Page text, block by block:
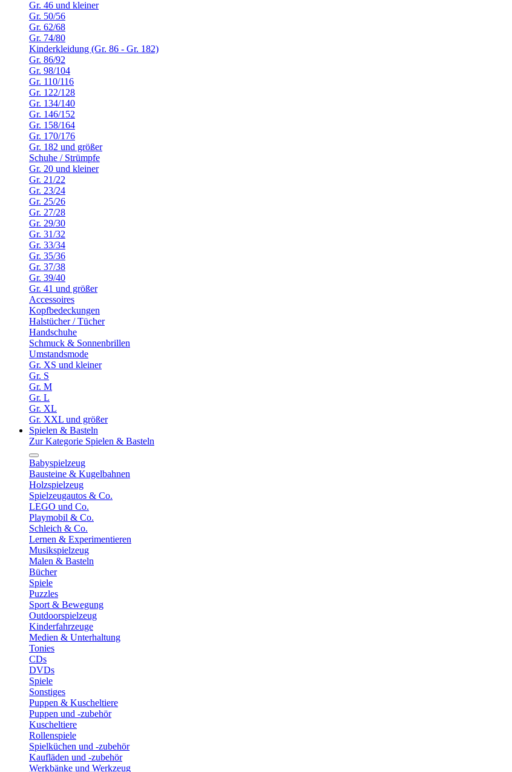
Gr. 46 und kleiner
Gr. 50/56
Gr. 62/68
Gr. 74/80
Kinderkleidung (Gr. 86 - Gr. 182)
Gr. 86/92
Gr. 98/104
Gr. 110/116
Gr. 122/128
Gr. 134/140
Gr. 146/152
Gr. 158/164
Gr. 170/176
Gr. 182 und größer
Schuhe / Strümpfe
Gr. 20 und kleiner
Gr. 21/22
Gr. 23/24
Gr. 25/26
Gr. 27/28
Gr. 29/30
Gr. 31/32
Gr. 33/34
Gr. 35/36
Gr. 37/38
Gr. 39/40
Gr. 41 und größer
Accessoires
Kopfbedeckungen
Halstücher / Tücher
Handschuhe
Schmuck & Sonnenbrillen
Umstandsmode
Gr. XS und kleiner
Gr. S
Gr. M
Gr. L
Gr. XL
Gr. XXL und größer
Spielen & Basteln
Zur Kategorie Spielen & Basteln
Babyspielzeug
Bausteine & Kugelbahnen
Holzspielzeug
Spielzeugautos & Co.
LEGO und Co.
Playmobil & Co.
Schleich & Co.
Lernen & Experimentieren
Musikspielzeug
Malen & Basteln
Bücher
Spiele
Puzzles
Sport & Bewegung
Outdoorspielzeug
Kinderfahrzeuge
Medien & Unterhaltung
Tonies
CDs
DVDs
Spiele
Sonstiges
Puppen & Kuscheltiere
Puppen und -zubehör
Kuscheltiere
Rollenspiele
Spielküchen und -zubehör
Kaufläden und -zubehör
Werkbänke und Werkzeug